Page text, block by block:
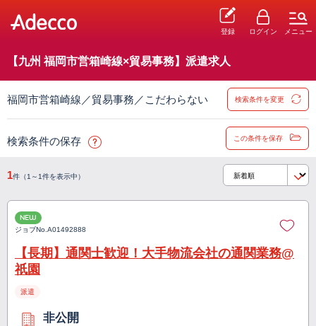
登録 ログイン メニュー
【九州 福岡市営箱崎線×貿易事務】派遣求人
福岡市営箱崎線／貿易事務／こだわらない 検索条件を変更
検索条件の保存 この条件を保存
1件（1～1件を表示中）
NEW
ジョブNo.A01492888
【長期】通関士歓迎！大手物流会社の通関業務@
祇園
派遣
非公開